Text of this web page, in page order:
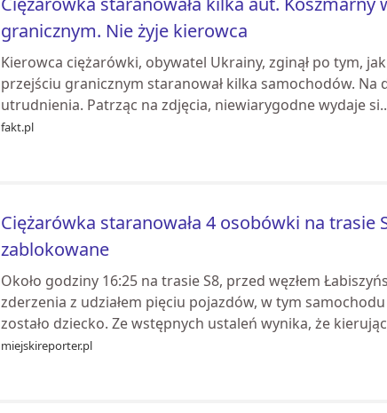
granicznym. Nie żyje kierowca
Kierowca ciężarówki, obywatel Ukrainy, zginął po tym,
przejściu granicznym staranował kilka samochodów.
utrudnienia. Patrząc na zdjęcia, niewiarygodne wydaje
fakt.pl
Ciężarówka staranowała 4 osobówki na trasie
zablokowane
Około godziny 16:25 na trasie S8, przed węzłem
zderzenia z udziałem pięciu pojazdów, w tym
zostało dziecko. Ze wstępnych ustaleń wynika, że
miejskireporter.pl